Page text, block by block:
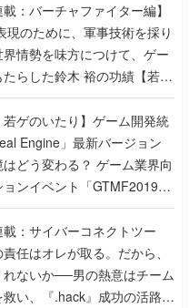
載：バーチャファイター編】
現のために、軍事技術を採り
情勢を味方につけて、ゲー
らした鈴木 裕の功績【若ゲ
若ゲのいたり】ゲーム開発統
Engine」最新バージョン
どう変わる？ ゲーム業界向
ンイベント「GTMF2019」
理解を深めよう【PR】
載：サイバーコネクトツー
任はオレが取る。だから、
ないか──男の熱意はチーム
い、『.hack』成功の活路を